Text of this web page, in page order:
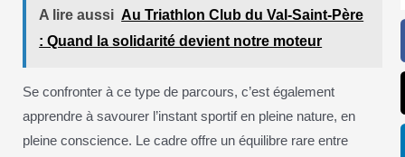
A lire aussi Au Triathlon Club du Val-Saint-Père
: Quand la solidarité devient notre moteur
Se confronter à ce type de parcours, c’est également
apprendre à savourer l’instant sportif en pleine nature, en
pleine conscience. Le cadre offre un équilibre rare entre